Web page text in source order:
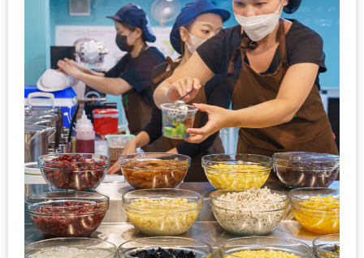
HFG
E-
NEWS
GAME
(SABAI
SEAFOOD)
HOMEPRO
FAIR
2017
เชียงใหม่